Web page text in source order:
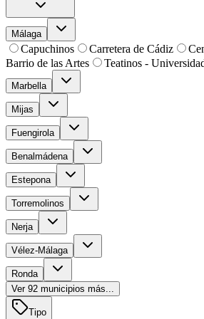
Málaga
Capuchinos Carretera de Cádiz
Barrio de las Artes
Teatinos -
Marbella
Mijas
Fuengirola
Benalmádena
Estepona
Torremolinos
Nerja
Vélez-Málaga
Ronda
Ver 92 municipios más...
Tipo